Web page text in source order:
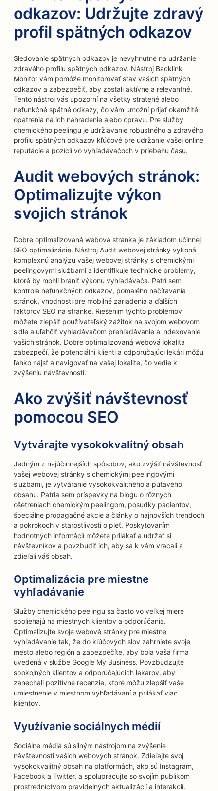
odkazov: Udržujte zdravý
profil spätných odkazov
Sledovanie spätných odkazov je nevyhnutné na udržanie
zdravého profilu spätných odkazov. Nástroj Backlink
Monitor vám pomôže monitorovať stav vašich spätných
odkazov a zabezpečiť, aby zostali aktívne a relevantné.
Tento nástroj vás upozorní na všetky stratené alebo
nefunkčné spätné odkazy, čo vám umožní prijať okamžité
opatrenia na ich nahradenie alebo opravu. Pre služby
chemického peelingu je udržiavanie robustného a zdravého
profilu spätných odkazov kľúčové pre udržanie vašej online
reputácie a pozícií vo vyhľadávačoch v priebehu času.
Audit webových stránok:
Optimalizujte výkon
svojich stránok
Dobre optimalizovaná webová stránka je základom účinnej
SEO optimalizácie. Nástroj Audit webovej stránky vykoná
komplexnú analýzu vašej webovej stránky s chemickými
peelingovými službami a identifikuje technické problémy,
ktoré by mohli brániť výkonu vyhľadávača. Patrí sem
kontrola nefunkčných odkazov, pomalého načítavania
stránok, vhodnosti pre mobilné zariadenia a ďalších
faktorov SEO na stránke. Riešením týchto problémov
môžete zlepšiť používateľský zážitok na svojom webovom
sídle a uľahčiť vyhľadávačom prehľadávanie a indexovanie
vašich stránok. Dobre optimalizovaná webová lokalita
zabezpečí, že potenciálni klienti a odporúčajúci lekári môžu
ľahko nájsť a navigovať na vašej lokalite, čo vedie k
zvýšeniu návštevnosti.
Ako zvýšiť návštevnosť
pomocou SEO
Vytvárajte vysokokvalitný obsah
Jedným z najúčinnejších spôsobov, ako zvýšiť návštevnosť
vašej webovej stránky s chemickými peelingovými
službami, je vytváranie vysokokvalitného a pútavého
obsahu. Patria sem príspevky na blogu o rôznych
ošetreniach chemickým peelingom, posudky pacientov,
špeciálne propagačné akcie a články o najnovších trendoch
a pokrokoch v starostlivosti o pleť. Poskytovaním
hodnotných informácií môžete prilákať a udržať si
návštevníkov a povzbudiť ich, aby sa k vám vracali a
zdieľali váš obsah.
Optimalizácia pre miestne
vyhľadávanie
Služby chemického peelingu sa často vo veľkej miere
spoliehajú na miestnych klientov a odporúčania.
Optimalizujte svoje webové stránky pre miestne
vyhľadávanie tak, že do kľúčových slov zahrniete svoje
mesto alebo región a zabezpečíte, aby bola vaša firma
uvedená v službe Google My Business. Povzbudzujte
spokojných klientov a odporúčajúcich lekárov, aby
zanechali pozitívne recenzie, ktoré môžu zlepšiť vaše
umiestnenie v miestnom vyhľadávaní a prilákať viac
klientov.
Využívanie sociálnych médií
Sociálne médiá sú silným nástrojom na zvýšenie
návštevnosti vašich webových stránok. Zdieľajte svoj
vysokokvalitný obsah na platformách, ako sú Instagram,
Facebook a Twitter, a spolupracujte so svojím publikom
prostredníctvom pravidelných aktualizácií a interakcií.